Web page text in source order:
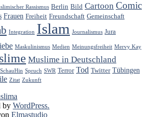
Rassismus Berlin Bild Cartoon Comic
Frauen Freiheit Freundschaft Gemeinschaft
Integration Islam Journalismus Jura
Maskulinismus Medien Meinungsfreiheit Mervy Kay
Muslime in Deutschland
SchauHin Spruch SWR Terror Tod Twitter Tübingen
Zitat Zukunft
by WordPress.
Elmastudio